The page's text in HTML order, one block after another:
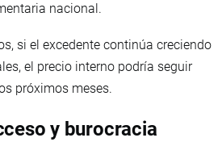
nacional.
si el excedente continúa creciendo
el precio interno podría seguir
próximos meses.
y burocracia